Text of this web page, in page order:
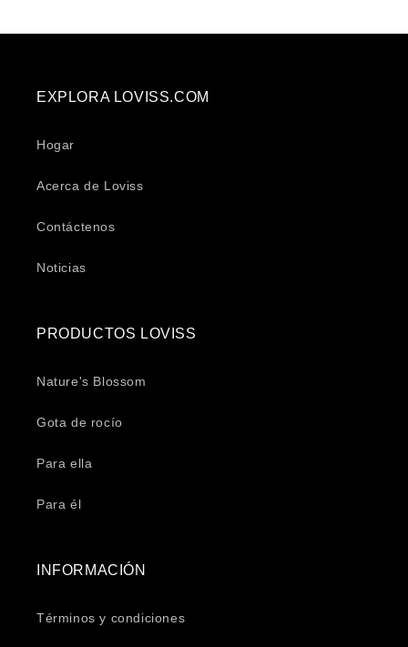
EXPLORA LOVISS.COM
Hogar
Acerca de Loviss
Contáctenos
Noticias
PRODUCTOS LOVISS
Nature's Blossom
Gota de rocío
Para ella
Para él
INFORMACIÓN
Términos y condiciones